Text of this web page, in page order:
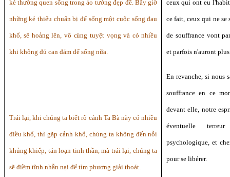
kẻ thường quen sống trong ảo tưởng đẹp đẽ. Bấy giờ
những kẻ thiếu chuẩn bị để sống một cuộc sống đau
khổ, sẽ hoảng lên, vô cùng tuyệt vọng và có nhiều
khi không đủ can đảm để sống nữa.
Trái lại, khi chúng ta biết rõ cảnh Ta Bà này có nhiều
điều khổ, thì gặp cảnh khổ, chúng ta không đến nỗi
khủng khiếp, tán loạn tinh thần, mà trái lại, chúng ta
sẽ điềm tĩnh nhẫn nại để tìm phương giải thoát.
ceux qui ont eu
ce fait, ceux qui ne se
de souffrance vont
et parfois n'auront
En revanche, si nous
souffrance en ce
devant elle, notre
éventuelle
psychologique, et
pour se libérer.